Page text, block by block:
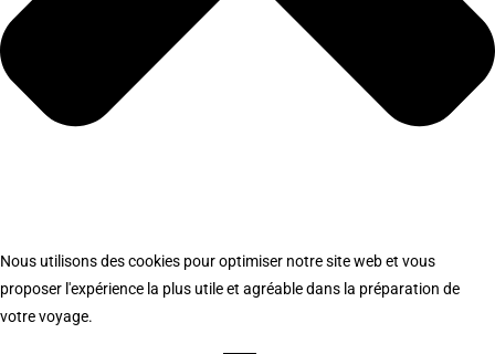
Nous utilisons des cookies pour optimiser notre site web et vous
proposer l'expérience la plus utile et agréable dans la préparation de
votre voyage.